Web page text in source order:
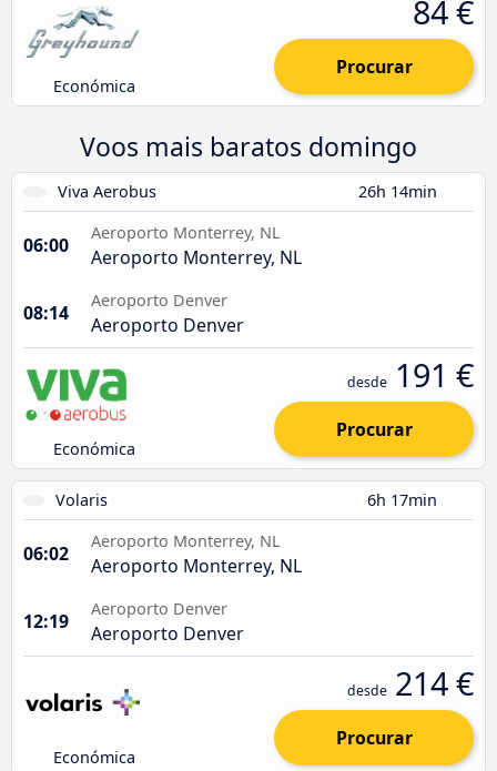
Económica
84 €
Procurar
Voos mais baratos domingo
Viva Aerobus 26h 14min
06:00
Aeroporto Monterrey, NL
Aeroporto Monterrey, NL
08:14
Aeroporto Denver
Aeroporto Denver
Económica
desde 191 €
Procurar
Volaris 6h 17min
06:02
Aeroporto Monterrey, NL
Aeroporto Monterrey, NL
12:19
Aeroporto Denver
Aeroporto Denver
Económica
desde 214 €
Procurar